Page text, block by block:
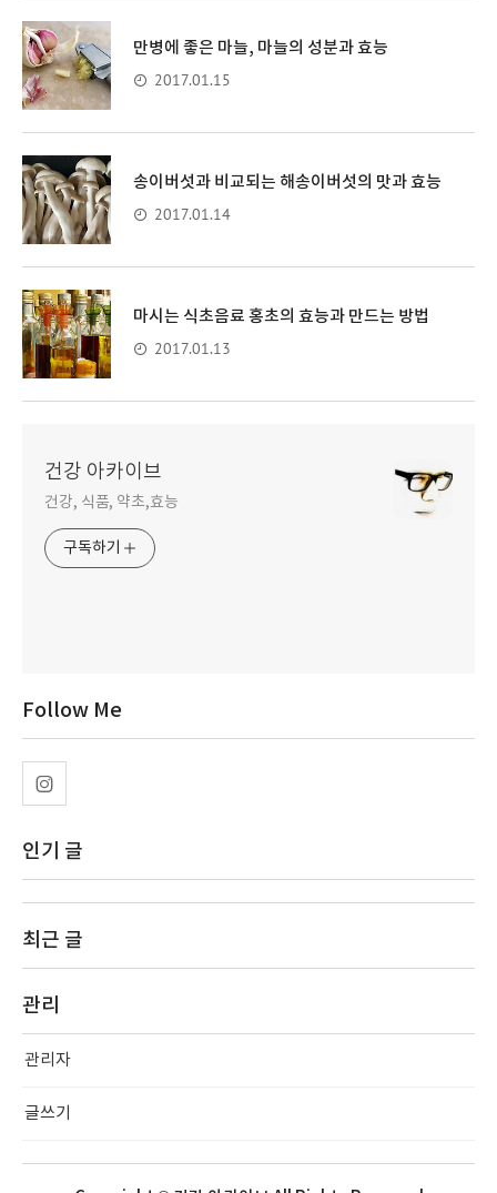
만병에 좋은 마늘, 마늘의 성분과 효능
2017.01.15
송이버섯과 비교되는 해송이버섯의 맛과 효능
2017.01.14
마시는 식초음료 홍초의 효능과 만드는 방법
2017.01.13
건강 아카이브
건강, 식품, 약초,효능
구독하기
Follow Me
인기 글
최근 글
관리
관리자
글쓰기